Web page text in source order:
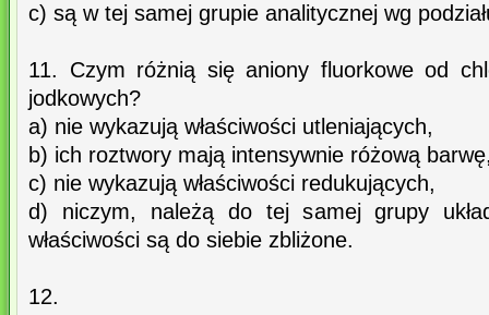
c) są w tej samej grupie analitycznej wg
11. Czym różnią się aniony fluorkowe od
jodkowych?
a) nie wykazują właściwości utleniających,
b) ich roztwory mają intensywnie różową
c) nie wykazują właściwości redukujących,
d) niczym, należą do tej samej grupy
właściwości są do siebie zbliżone.
12.